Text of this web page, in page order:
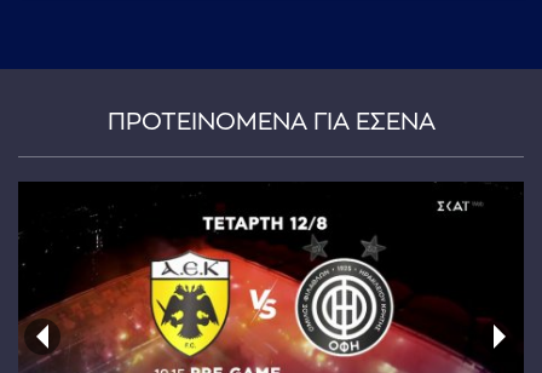
...πληκτρολογήστε κείμενο προς αναζήτηση
ΠΡΟΤΕΙΝΟΜΕΝΑ ΓΙΑ ΕΣΕΝΑ